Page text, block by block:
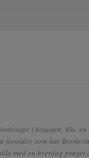
i bagagen, bla.
forælder, som har
med en hverdag